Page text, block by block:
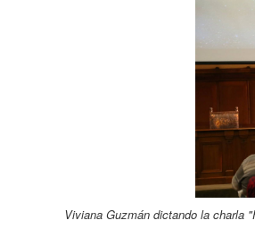
Viviana Guzmán dictando la charla